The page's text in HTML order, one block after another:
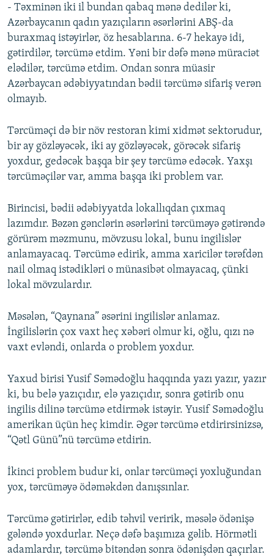
- Təxminən iki il bundan qabaq mənə dedilər ki,
Azərbaycanın qadın yazıçıların əsərlərini ABŞ-da
buraxmaq istəyirlər, öz hesablarına. 6-7 hekayə idi,
gətirdilər, tərcümə etdim. Yəni bir dəfə mənə müraciət
elədilər, tərcümə etdim. Ondan sonra müasir
Azərbaycan ədəbiyyatından bədii tərcümə sifariş verən
olmayıb.
Tərcüməçi də bir növ restoran kimi xidmət sektorudur,
bir ay gözləyəcək, iki ay gözləyəcək, görəcək sifariş
yoxdur, gedəcək başqa bir şey tərcümə edəcək. Yaxşı
tərcüməçilər var, amma başqa iki problem var.
Birincisi, bədii ədəbiyyatda lokallıqdan çıxmaq
lazımdır. Bəzən gənclərin əsərlərini tərcüməyə gətirəndə
görürəm məzmunu, mövzusu lokal, bunu ingilislər
anlamayacaq. Tərcümə edirik, amma xaricilər tərəfdən
nail olmaq istədikləri o münasibət olmayacaq, çünki
lokal mövzulardır.
Məsələn, “Qaynana” əsərini ingilislər anlamaz.
İngilislərin çox vaxt heç xəbəri olmur ki, oğlu, qızı nə
vaxt evləndi, onlarda o problem yoxdur.
Yaxud birisi Yusif Səmədoğlu haqqında yazı yazır, yazır
ki, bu belə yazıçıdır, elə yazıçıdır, sonra gətirib onu
ingilis dilinə tərcümə etdirmək istəyir. Yusif Səmədoğlu
amerikan üçün heç kimdir. Əgər tərcümə etdirirsinizsə,
“Qətl Günü”nü tərcümə etdirin.
İkinci problem budur ki, onlar tərcüməçi yoxluğundan
yox, tərcüməyə ödəməkdən danışsınlar.
​Tərcümə gətirirlər, edib təhvil veririk, məsələ ödənişə
gələndə yoxdurlar. Neçə dəfə başımıza gəlib. Hörmətli
adamlardır, tərcümə bitəndən sonra ödənişdən qaçırlar.